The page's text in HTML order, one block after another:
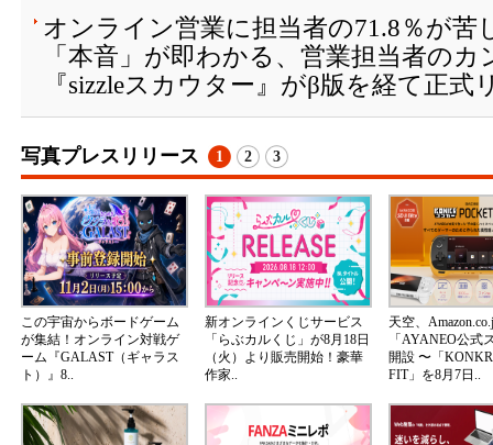
オンライン営業に担当者の71.8％が苦
「本音」が即わかる、営業担当者の
『sizzleスカウター』がβ版を経て正式
写真プレスリリース 1 2 3
この宇宙からボードゲーム
が集結！オンライン対戦ゲ
ーム『GALAST（ギャラス
ト）』8..
新オンラインくじサービス
「らぶカルくじ」が8月18日
（火）より販売開始！豪華
作家..
天空、
「AYANEO公式
開設 〜「
FIT」を8月7日..